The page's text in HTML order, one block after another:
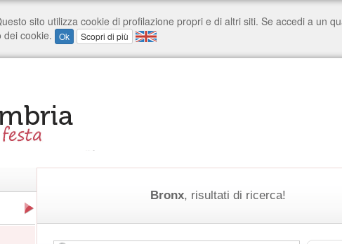
Bronx, risultati di ricerca!